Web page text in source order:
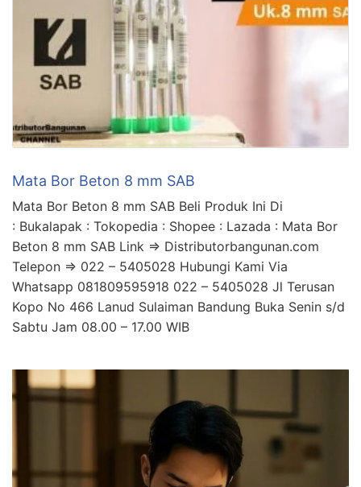
Mata Bor Beton 8 mm SAB
Mata Bor Beton 8 mm SAB Beli Produk Ini Di
: Bukalapak : Tokopedia : Shopee : Lazada : Mata Bor
Beton 8 mm SAB Link => Distributorbangunan.com
Telepon => 022 – 5405028 Hubungi Kami Via
Whatsapp 081809595918 022 – 5405028 Jl Terusan
Kopo No 466 Lanud Sulaiman Bandung Buka Senin s/d
Sabtu Jam 08.00 – 17.00 WIB